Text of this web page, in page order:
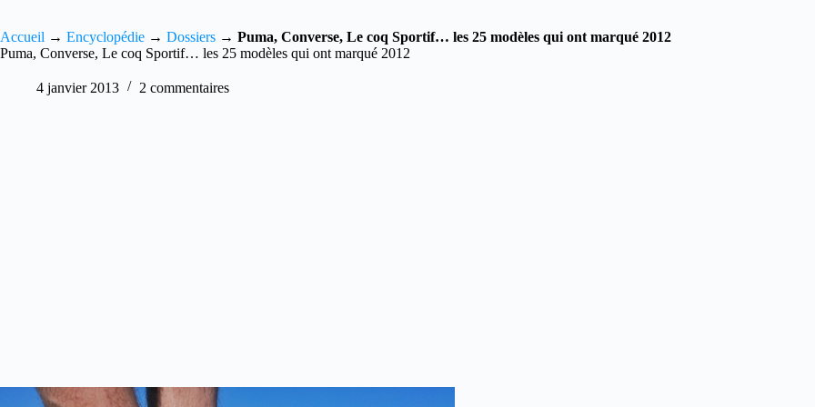
Accueil → Encyclopédie → Dossiers → Puma, Converse, Le coq Sportif… les 25 modèles qui ont marqué 2012
Puma, Converse, Le coq Sportif… les 25 modèles qui ont marqué 2012
4 janvier 2013 2 commentaires